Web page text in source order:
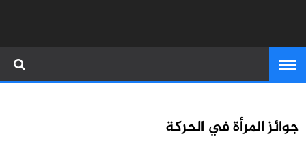
جوائز المرأة في الحركة